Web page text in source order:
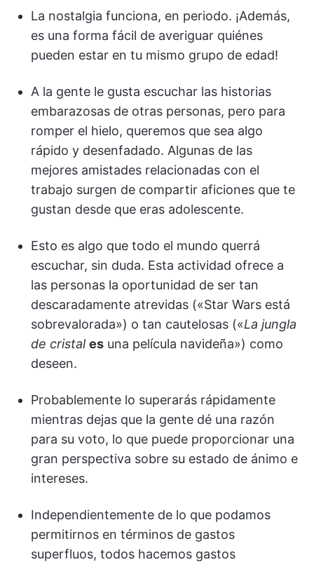
La nostalgia funciona, en periodo. ¡Además,
es una forma fácil de averiguar quiénes
pueden estar en tu mismo grupo de edad!
A la gente le gusta escuchar las historias
embarazosas de otras personas, pero para
romper el hielo, queremos que sea algo
rápido y desenfadado. Algunas de las
mejores amistades relacionadas con el
trabajo surgen de compartir aficiones que te
gustan desde que eras adolescente.
Esto es algo que todo el mundo querrá
escuchar, sin duda. Esta actividad ofrece a
las personas la oportunidad de ser tan
descaradamente atrevidas («Star Wars está
sobrevalorada») o tan cautelosas («La jungla
de cristal es una película navideña») como
deseen.
Probablemente lo superarás rápidamente
mientras dejas que la gente dé una razón
para su voto, lo que puede proporcionar una
gran perspectiva sobre su estado de ánimo e
intereses.
Independientemente de lo que podamos
permitirnos en términos de gastos
superfluos, todos hacemos gastos